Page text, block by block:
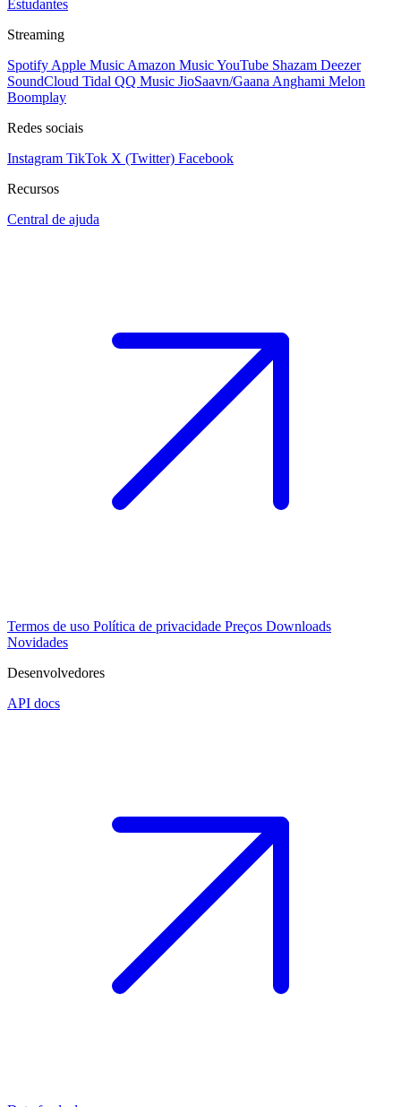
Estudantes
Streaming
Spotify Apple Music Amazon MusicYouTube Shazam Deezer
SoundCloud Tidal QQ Music JioSaavn/Gaana Anghami Melon
Boomplay
Redes sociais
Instagram TikTok X (Twitter) Facebook
Recursos
Central de ajuda
Termos de uso Política de privacidade Preços Downloads
Novidades
Desenvolvedores
API docs